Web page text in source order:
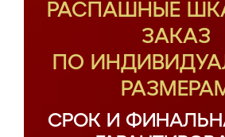
РАСПАШНЫЕ
ЗАКАЗ
ПО
СРОК И